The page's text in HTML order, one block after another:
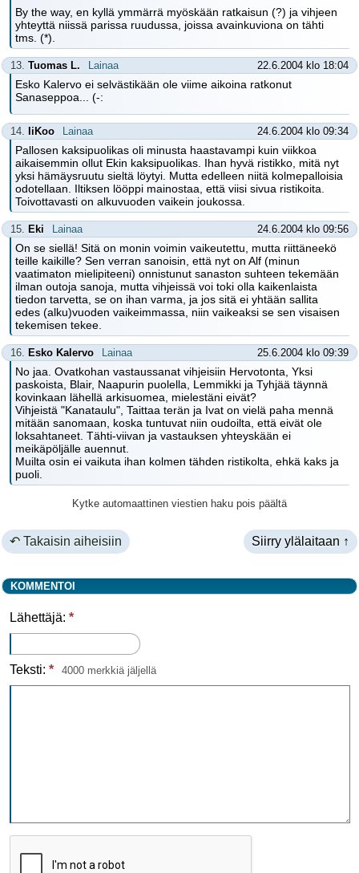
By the way, en kyllä ymmärrä myöskään ratkaisun (?) ja vihjeen
yhteyttä niissä parissa ruudussa, joissa avainkuviona on tähti
tms. (*).
13. Tuomas L. Lainaa 22.6.2004 klo 18:04
Esko Kalervo ei selvästikään ole viime aikoina ratkonut
Sanaseppoa... (-:
14. IiKoo Lainaa 24.6.2004 klo 09:34
Pallosen kaksipuolikas oli minusta haastavampi kuin viikkoa
aikaisemmin ollut Ekin kaksipuolikas. Ihan hyvä ristikko, mitä nyt
yksi hämäysruutu sieltä löytyi. Mutta edelleen niitä kolmepalloisia
odotellaan. Iltiksen lööppi mainostaa, että viisi sivua ristikoita.
Toivottavasti on alkuvuoden vaikein joukossa.
15. Eki Lainaa 24.6.2004 klo 09:56
On se siellä! Sitä on monin voimin vaikeutettu, mutta riittäneekö
teille kaikille? Sen verran sanoisin, että nyt on Alf (minun
vaatimaton mielipiteeni) onnistunut sanaston suhteen tekemään
ilman outoja sanoja, mutta vihjeissä voi toki olla kaikenlaista
tiedon tarvetta, se on ihan varma, ja jos sitä ei yhtään sallita
edes (alku)vuoden vaikeimmassa, niin vaikeaksi se sen visaisen
tekemisen tekee.
16. Esko Kalervo Lainaa 25.6.2004 klo 09:39
No jaa. Ovatkohan vastaussanat vihjeisiin Hervotonta, Yksi
paskoista, Blair, Naapurin puolella, Lemmikki ja Tyhjää täynnä
kovinkaan lähellä arkisuomea, mielestäni eivät?
Vihjeistä "Kanataulu", Taittaa terän ja Ivat on vielä paha mennä
mitään sanomaan, koska tuntuvat niin oudoilta, että eivät ole
loksahtaneet. Tähti-viivan ja vastauksen yhteyskään ei
meikäpöljälle auennut.
Muilta osin ei vaikuta ihan kolmen tähden ristikolta, ehkä kaks ja
puoli.
Kytke automaattinen viestien haku pois päältä
↶ Takaisin aiheisiin Siirry ylälaitaan ↑
KOMMENTOI
Lähettäjä: *
Teksti: * 4000 merkkiä jäljellä